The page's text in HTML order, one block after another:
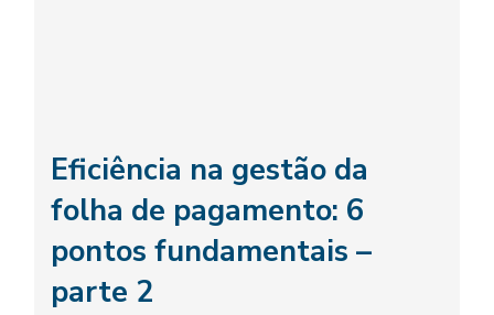
Eficiência na gestão da
folha de pagamento: 6
pontos fundamentais –
parte 2